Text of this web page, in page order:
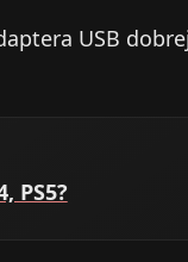
USB
PS5?